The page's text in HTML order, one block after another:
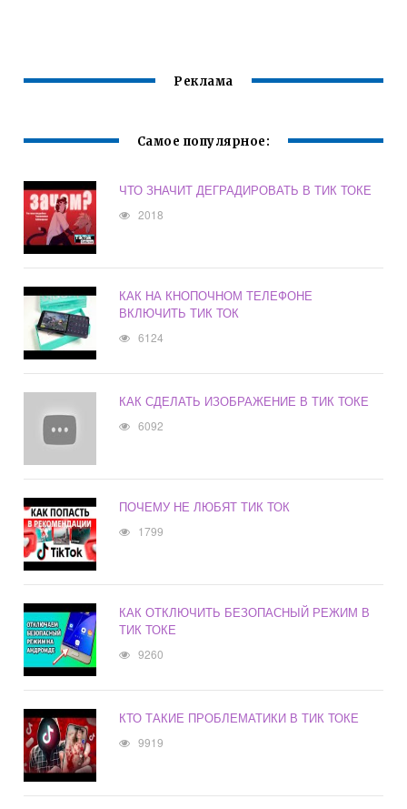
Реклама
Самое популярное:
ЧТО ЗНАЧИТ ДЕГРАДИРОВАТЬ В ТИК ТОКЕ
2018
КАК НА КНОПОЧНОМ ТЕЛЕФОНЕ
ВКЛЮЧИТЬ ТИК ТОК
6124
КАК СДЕЛАТЬ ИЗОБРАЖЕНИЕ В ТИК ТОКЕ
6092
ПОЧЕМУ НЕ ЛЮБЯТ ТИК ТОК
1799
КАК ОТКЛЮЧИТЬ БЕЗОПАСНЫЙ РЕЖИМ В
ТИК ТОКЕ
9260
КТО ТАКИЕ ПРОБЛЕМАТИКИ В ТИК ТОКЕ
9919